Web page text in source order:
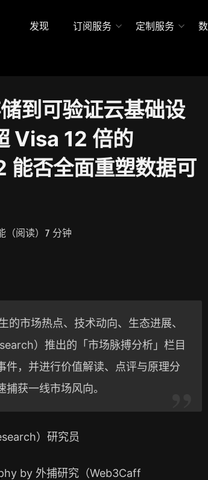
发现 订阅服务 定制服务
到可验证云基础设
Visa 12 倍的
能否全面重塑数据可
（阅读）7 分钟
市场热点、技术动向、生态进展、
）推出的「市场脉搏分析」栏目
件，并进行价值解读、点评与原理分
获一线市场风向。
）研究员
by 外捕研究（Web3Caff